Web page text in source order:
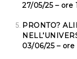
27/05/25 – ore
PRONTO?
03/06/25 – ore